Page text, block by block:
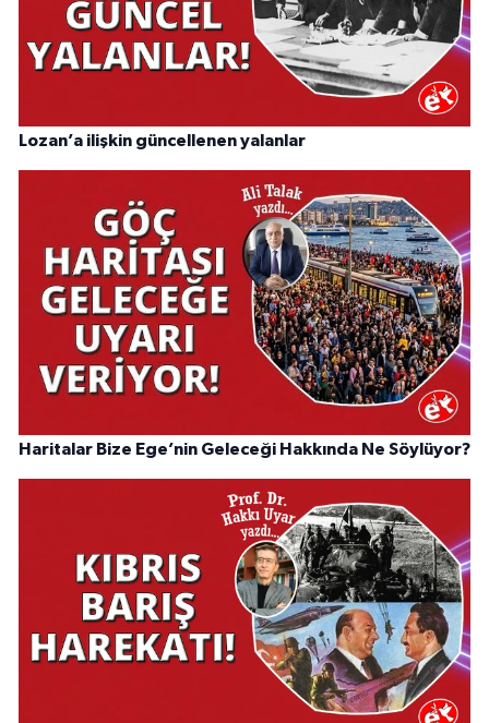
Lozan’a ilişkin güncellenen yalanlar
Haritalar Bize Ege’nin Geleceği Hakkında Ne Söylüyor?